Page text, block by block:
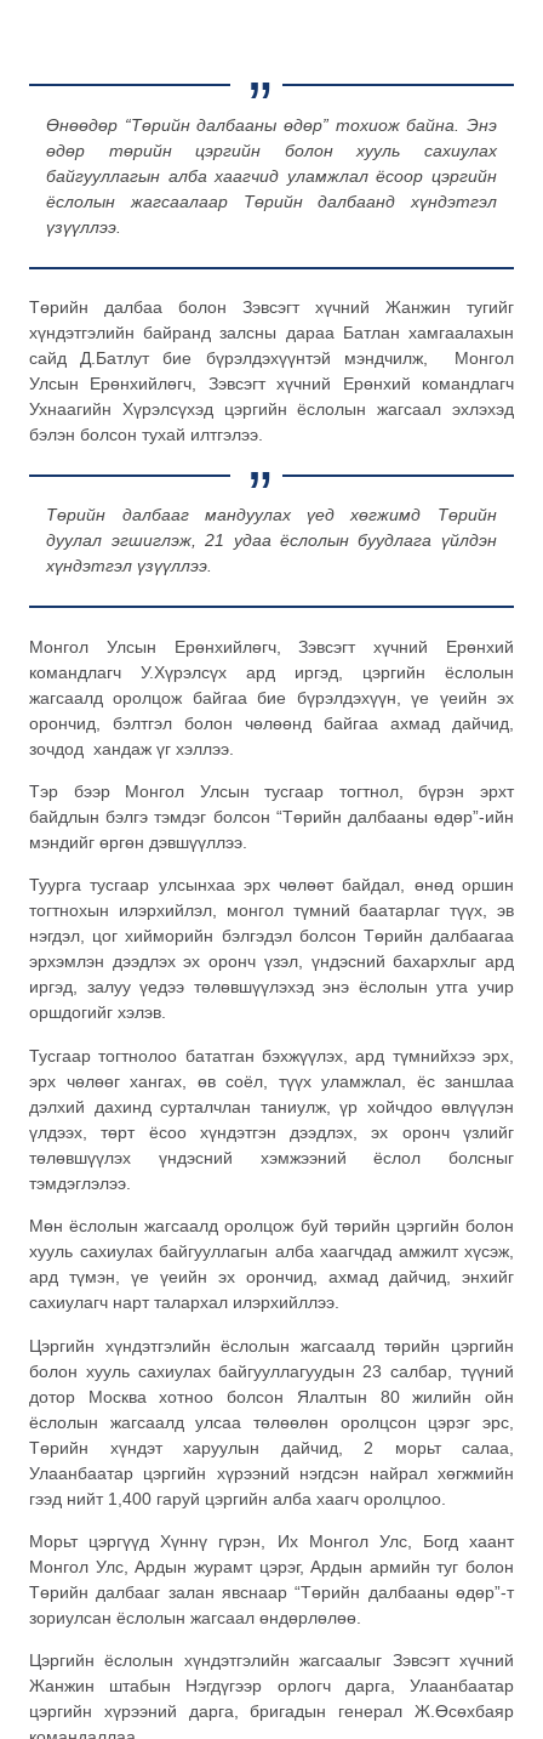
Өнөөдөр “Төрийн далбааны өдөр” тохиож байна. Энэ
өдөр төрийн цэргийн болон хууль сахиулах
байгууллагын алба хаагчид уламжлал ёсоор цэргийн
ёслолын жагсаалаар Төрийн далбаанд хүндэтгэл
үзүүллээ.
Төрийн далбаа болон Зэвсэгт хүчний Жанжин тугийг
хүндэтгэлийн байранд залсны дараа Батлан хамгаалахын
сайд Д.Батлут бие бүрэлдэхүүнтэй мэндчилж, Монгол
Улсын Ерөнхийлөгч, Зэвсэгт хүчний Ерөнхий командлагч
Ухнаагийн Хүрэлсүхэд цэргийн ёслолын жагсаал эхлэхэд
бэлэн болсон тухай илтгэлээ.
Төрийн далбааг мандуулах үед хөгжимд Төрийн
дуулал эгшиглэж, 21 удаа ёслолын буудлага үйлдэн
хүндэтгэл үзүүллээ.
Монгол Улсын Ерөнхийлөгч, Зэвсэгт хүчний Ерөнхий
командлагч У.Хүрэлсүх ард иргэд, цэргийн ёслолын
жагсаалд оролцож байгаа бие бүрэлдэхүүн, үе үеийн эх
орончид, бэлтгэл болон чөлөөнд байгаа ахмад дайчид,
зочдод хандаж үг хэллээ.
Тэр бээр Монгол Улсын тусгаар тогтнол, бүрэн эрхт
байдлын бэлгэ тэмдэг болсон “Төрийн далбааны өдөр”-ийн
мэндийг өргөн дэвшүүллээ.
Туурга тусгаар улсынхаа эрх чөлөөт байдал, өнөд оршин
тогтнохын илэрхийлэл, монгол түмний баатарлаг түүх, эв
нэгдэл, цог хийморийн бэлгэдэл болсон Төрийн далбаагаа
эрхэмлэн дээдлэх эх оронч үзэл, үндэсний бахархлыг ард
иргэд, залуу үедээ төлөвшүүлэхэд энэ ёслолын утга учир
оршдогийг хэлэв.
Тусгаар тогтнолоо бататган бэхжүүлэх, ард түмнийхээ эрх,
эрх чөлөөг хангах, өв соёл, түүх уламжлал, ёс заншлаа
дэлхий дахинд сурталчлан таниулж, үр хойчдоо өвлүүлэн
үлдээх, төрт ёсоо хүндэтгэн дээдлэх, эх оронч үзлийг
төлөвшүүлэх үндэсний хэмжээний ёслол болсныг
тэмдэглэлээ.
Мөн ёслолын жагсаалд оролцож буй төрийн цэргийн болон
хууль сахиулах байгууллагын алба хаагчдад амжилт хүсэж,
ард түмэн, үе үеийн эх орончид, ахмад дайчид, энхийг
сахиулагч нарт талархал илэрхийллээ.
Цэргийн хүндэтгэлийн ёслолын жагсаалд төрийн цэргийн
болон хууль сахиулах байгууллагуудын 23 салбар, түүний
дотор Москва хотноо болсон Ялалтын 80 жилийн ойн
ёслолын жагсаалд улсаа төлөөлөн оролцсон цэрэг эрс,
Төрийн хүндэт харуулын дайчид, 2 морьт салаа,
Улаанбаатар цэргийн хүрээний нэгдсэн найрал хөгжмийн
гээд нийт 1,400 гаруй цэргийн алба хаагч оролцлоо.
Морьт цэргүүд Хүннү гүрэн, Их Монгол Улс, Богд хаант
Монгол Улс, Ардын журамт цэрэг, Ардын армийн туг болон
Төрийн далбааг залан явснаар “Төрийн далбааны өдөр”-т
зориулсан ёслолын жагсаал өндөрлөлөө.
Цэргийн ёслолын хүндэтгэлийн жагсаалыг Зэвсэгт хүчний
Жанжин штабын Нэгдүгээр орлогч дарга, Улаанбаатар
цэргийн хүрээний дарга, бригадын генерал Ж.Өсөхбаяр